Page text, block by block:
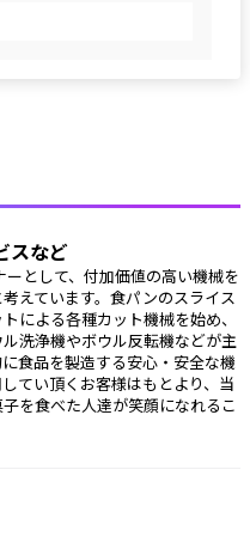
スなど
えています。食パンのスライス
による各種カット機械を始め、
洗浄機やボウル反転機などが主
食品を製造する安心・安全な機
てい頂くお客様はもとより、当
を食べた人達が笑顔になれるこ